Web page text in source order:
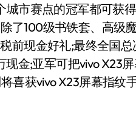
市赛点的冠军都可获
了100级书铁套、高级
前现金好礼;最终全国
金;亚军可把vivo X23
喜获vivo X23屏幕指纹